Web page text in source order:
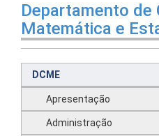
Departamento de
Matemática e
DCME
Apresentação
Administração